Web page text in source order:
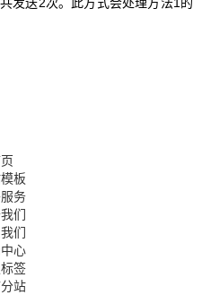
发送2次。此方式会处理方法1的
板
务
们
们
心
签
站